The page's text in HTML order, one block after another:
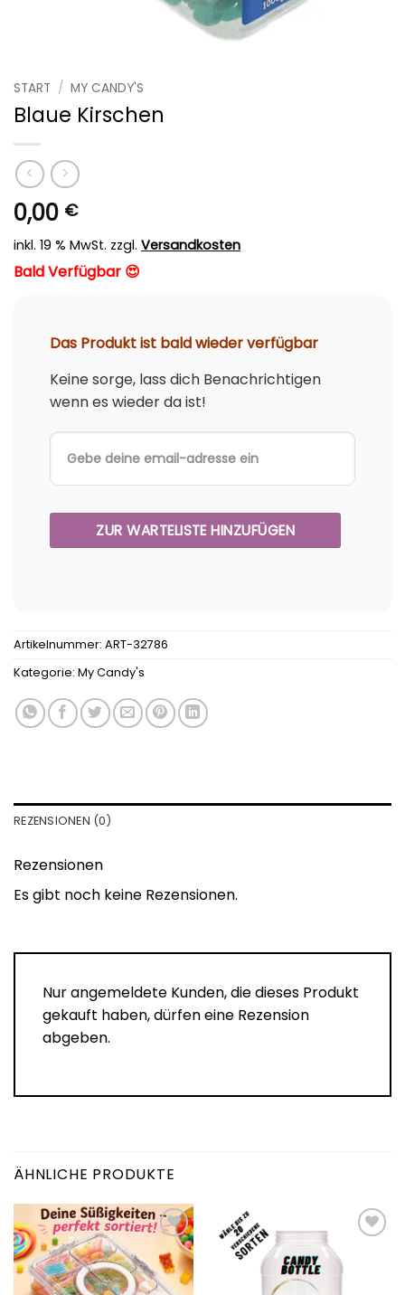
START / MY CANDY'S
Blaue Kirschen
0,00 €
inkl. 19 % MwSt. zzgl. Versandkosten
Bald Verfügbar 😍
Das Produkt ist bald wieder verfügbar
Keine sorge, lass dich Benachrichtigen
wenn es wieder da ist!
Artikelnummer: ART-32786
Kategorie: My Candy's
REZENSIONEN (0)
Rezensionen
Es gibt noch keine Rezensionen.
Nur angemeldete Kunden, die dieses Produkt
gekauft haben, dürfen eine Rezension
abgeben.
ÄHNLICHE PRODUKTE
Add to
wishlist